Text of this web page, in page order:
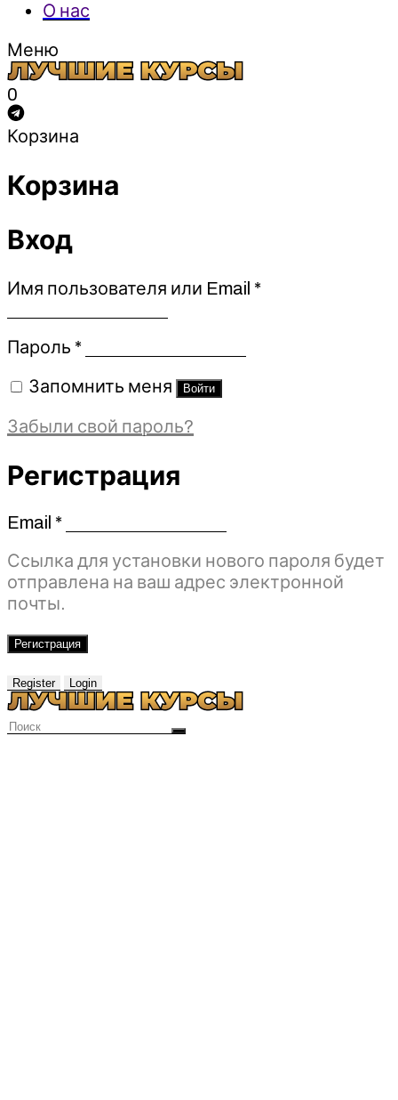
О нас
Меню
0
Корзина
Корзина
Вход
Имя пользователя или Email *Обязательно
Пароль *Обязательно
Запомнить меня Войти
Забыли свой пароль?
Регистрация
Email *Обязательно
Ссылка для установки нового пароля будет
отправлена ​​на ваш адрес электронной
почты.
Регистрация
Register Login